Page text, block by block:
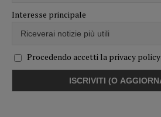
Interesse principale
Procedendo accetti la privacy policy